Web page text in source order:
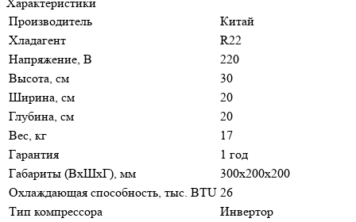
Производитель
Китай
Хладагент
R22
Напряжение, В
220
Высота, см
30
Ширина, см
20
Глубина, см
20
Вес, кг
17
Гарантия
1 год
Габариты (ВхШхГ), мм
300х200х200
Охлаждающая способность, тыс. BTU 26
Тип компрессора
Инвертор